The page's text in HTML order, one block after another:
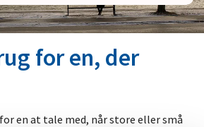
for en, der
en at tale med, når store eller små